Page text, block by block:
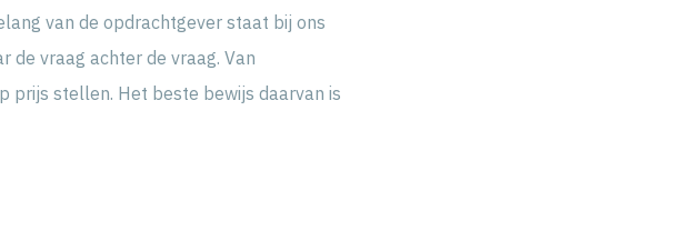
van de opdrachtgever staat bij ons
de vraag achter de vraag. Van
prijs stellen. Het beste bewijs daarvan is